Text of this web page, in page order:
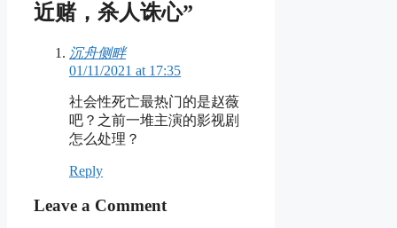
近赌，杀人诛心”
沉舟侧畔
01/11/2021 at 17:35
社会性死亡最热门的是赵薇
吧？之前一堆主演的影视剧
怎么处理？
Reply
Leave a Comment